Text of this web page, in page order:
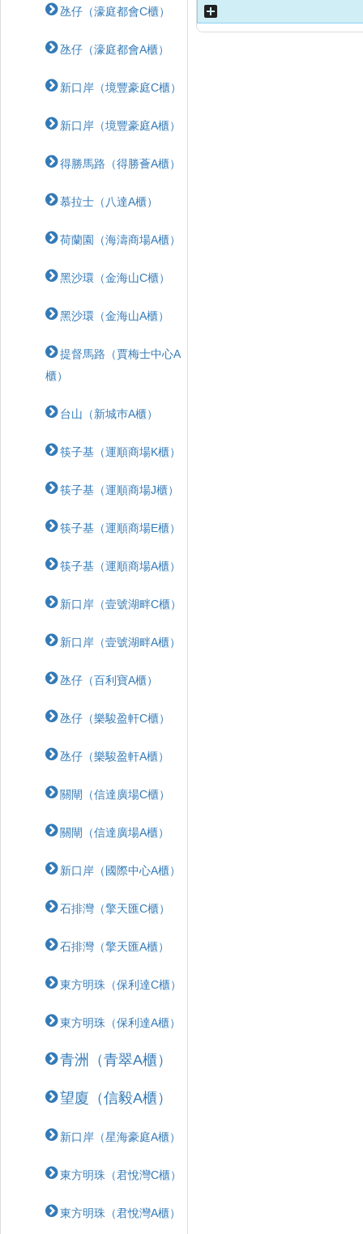
氹仔（濠庭都會C櫃）
氹仔（濠庭都會A櫃）
新口岸（境豐豪庭C櫃）
新口岸（境豐豪庭A櫃）
得勝馬路（得勝薈A櫃）
慕拉士（八達A櫃）
荷蘭園（海濤商場A櫃）
黑沙環（金海山C櫃）
黑沙環（金海山A櫃）
提督馬路（賈梅士中心A
櫃）
台山（新城巿A櫃）
筷子基（運順商場K櫃）
筷子基（運順商場J櫃）
筷子基（運順商場E櫃）
筷子基（運順商場A櫃）
新口岸（壹號湖畔C櫃）
新口岸（壹號湖畔A櫃）
氹仔（百利寶A櫃）
氹仔（樂駿盈軒C櫃）
氹仔（樂駿盈軒A櫃）
關閘（信達廣場C櫃）
關閘（信達廣場A櫃）
新口岸（國際中心A櫃）
石排灣（擎天匯C櫃）
石排灣（擎天匯A櫃）
東方明珠（保利達C櫃）
東方明珠（保利達A櫃）
青洲（青翠A櫃）
望廈（信毅A櫃）
新口岸（星海豪庭A櫃）
東方明珠（君悅灣C櫃）
東方明珠（君悅灣A櫃）